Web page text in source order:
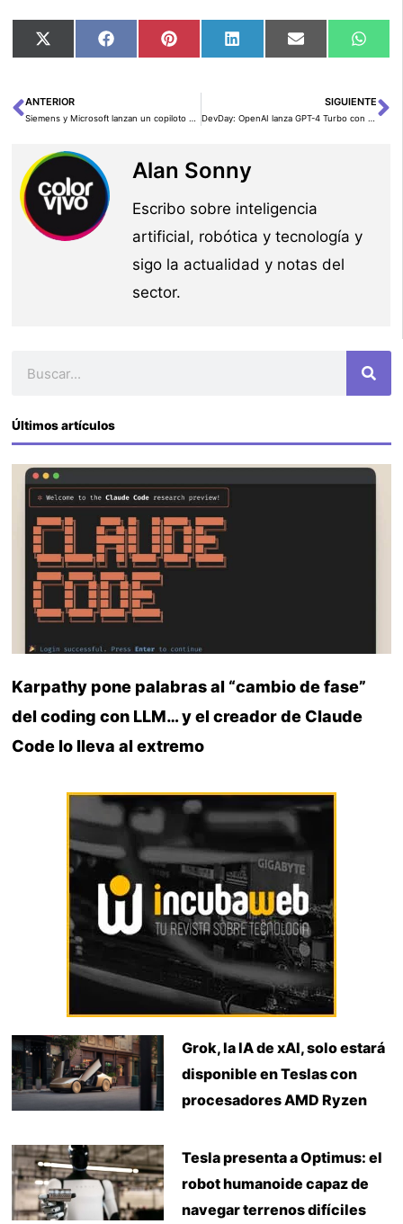
Compartir
en
X
Compartir
en
FacebookCompartir
en
PinterestCompartir
en
LinkedInCompartir
en
Email
en
Ant
ANTERIOR SIGUIENTE
Alan Sonny
Escribo sobre inteligencia
artificial, robótica y tecnología y
sigo la actualidad y notas del
sector.
Últimos artículos
Karpathy pone palabras al “cambio de fase”
del coding con LLM… y el creador de Claude
Code lo lleva al extremo
Grok, la IA de xAI, solo estará
disponible en Teslas con
procesadores AMD Ryzen
Tesla presenta a Optimus: el
robot humanoide capaz de
navegar terrenos difíciles